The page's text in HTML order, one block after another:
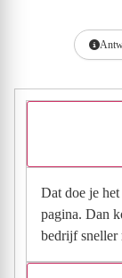
Dat doe je
pagina. Dan
bedrijf sneller